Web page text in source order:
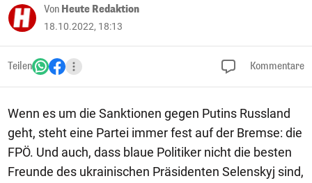
Von Heute Redaktion
18.10.2022, 18:13
Teilen Kommentare
Wenn es um die Sanktionen gegen Putins Russland
geht, steht eine Partei immer fest auf der Bremse: die
FPÖ. Und auch, dass blaue Politiker nicht die besten
Freunde des ukrainischen Präsidenten Selenskyj sind,